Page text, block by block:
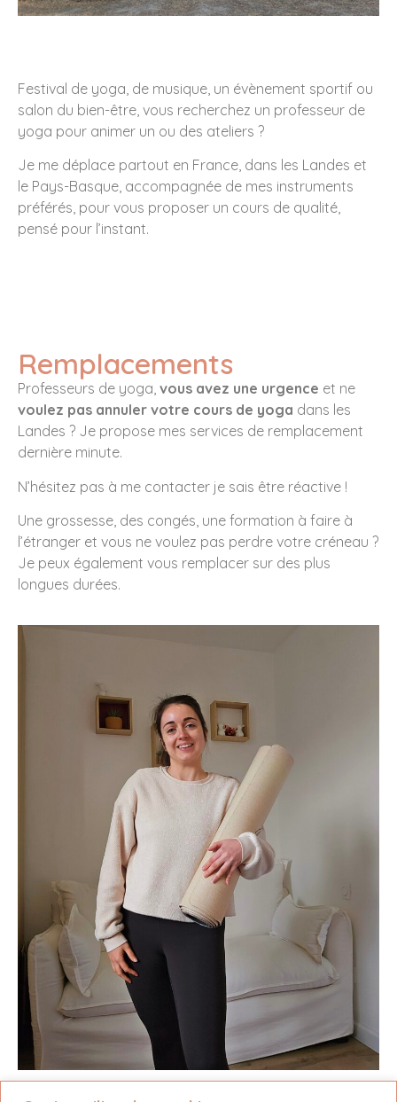
Festival de yoga, de musique, un évènement sportif ou
salon du bien-être, vous recherchez un professeur de
yoga pour animer un ou des ateliers ?
Je me déplace partout en France, dans les Landes et
le Pays-Basque, accompagnée de mes instruments
préférés, pour vous proposer un cours de qualité,
pensé pour l’instant.
Remplacements
Professeurs de yoga, vous avez une urgence et ne
voulez pas annuler votre cours de yoga dans les
Landes ? Je propose mes services de remplacement
dernière minute.
N’hésitez pas à me contacter je sais être réactive !
Une grossesse, des congés, une formation à faire à
l’étranger et vous ne voulez pas perdre votre créneau ?
Je peux également vous remplacer sur des plus
longues durées.